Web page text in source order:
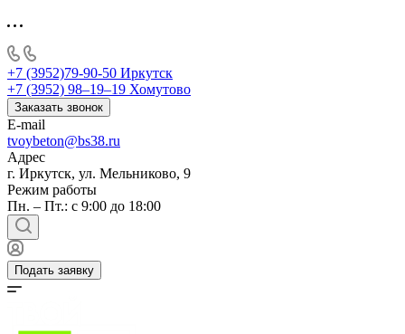
+7 (3952)79-90-50 Иркутск
+7 (3952) 98‒19‒19 Хомутово
Заказать звонок
E-mail
tvoybeton@bs38.ru
Адрес
г. Иркутск, ул. Мельниково, 9
Режим работы
Пн. – Пт.: с 9:00 до 18:00
Подать заявку